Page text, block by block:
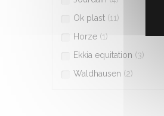
Ok plast (11)
Horze (1)
Ekkia equitation (3)
Waldhausen (2)